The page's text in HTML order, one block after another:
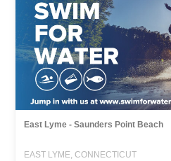
East Lyme - Saunders Point Beach
EAST LYME, CONNECTICUT